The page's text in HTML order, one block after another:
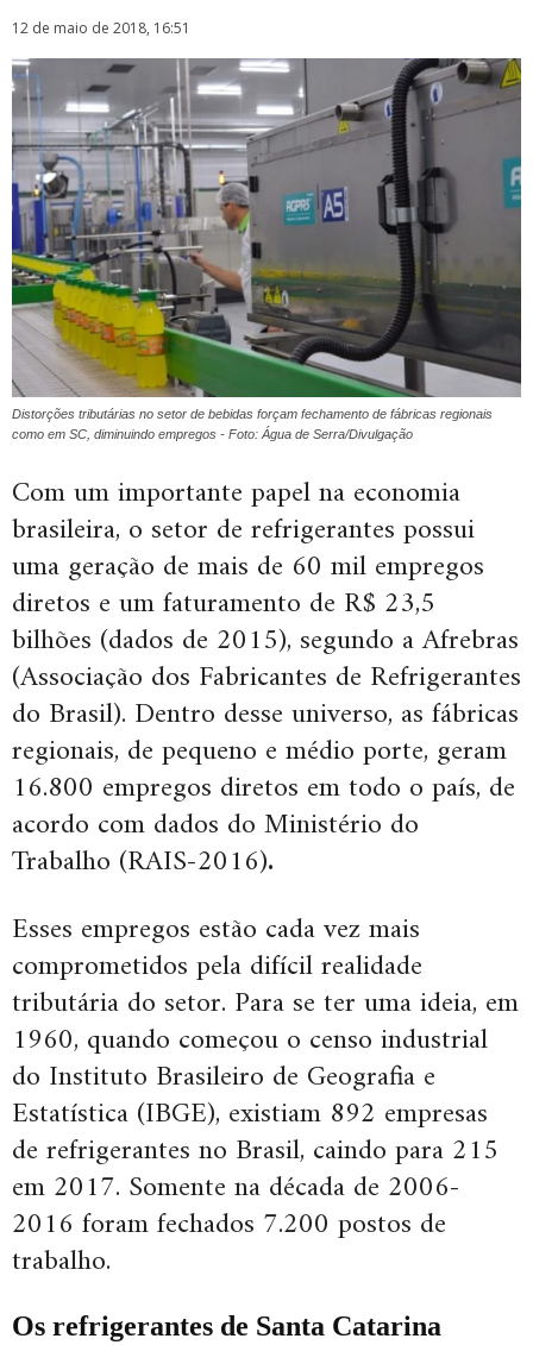
12 de maio de 2018, 16:51
Distorções tributárias no setor de bebidas forçam fechamento de fábricas regionais
como em SC, diminuindo empregos - Foto: Água de Serra/Divulgação
Com um importante papel na economia
brasileira, o setor de refrigerantes possui
uma geração de mais de 60 mil empregos
diretos e um faturamento de R$ 23,5
bilhões (dados de 2015), segundo a Afrebras
(Associação dos Fabricantes de Refrigerantes
do Brasil). Dentro desse universo, as fábricas
regionais, de pequeno e médio porte, geram
16.800 empregos diretos em todo o país, de
acordo com dados do Ministério do
Trabalho (RAIS-2016).
Esses empregos estão cada vez mais
comprometidos pela difícil realidade
tributária do setor. Para se ter uma ideia, em
1960, quando começou o censo industrial
do Instituto Brasileiro de Geografia e
Estatística (IBGE), existiam 892 empresas
de refrigerantes no Brasil, caindo para 215
em 2017. Somente na década de 2006-
2016 foram fechados 7.200 postos de
trabalho.
Os refrigerantes de Santa Catarina